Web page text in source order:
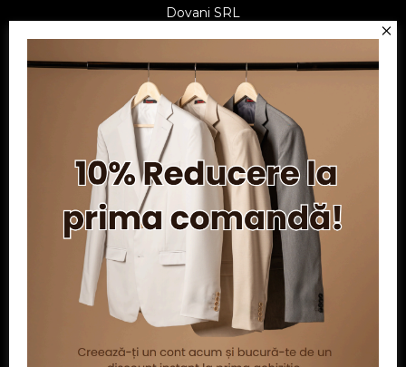
Dovani SRL
Facebook
TwitterYouTube
Informatii
Contul meu
Serviciu clienți